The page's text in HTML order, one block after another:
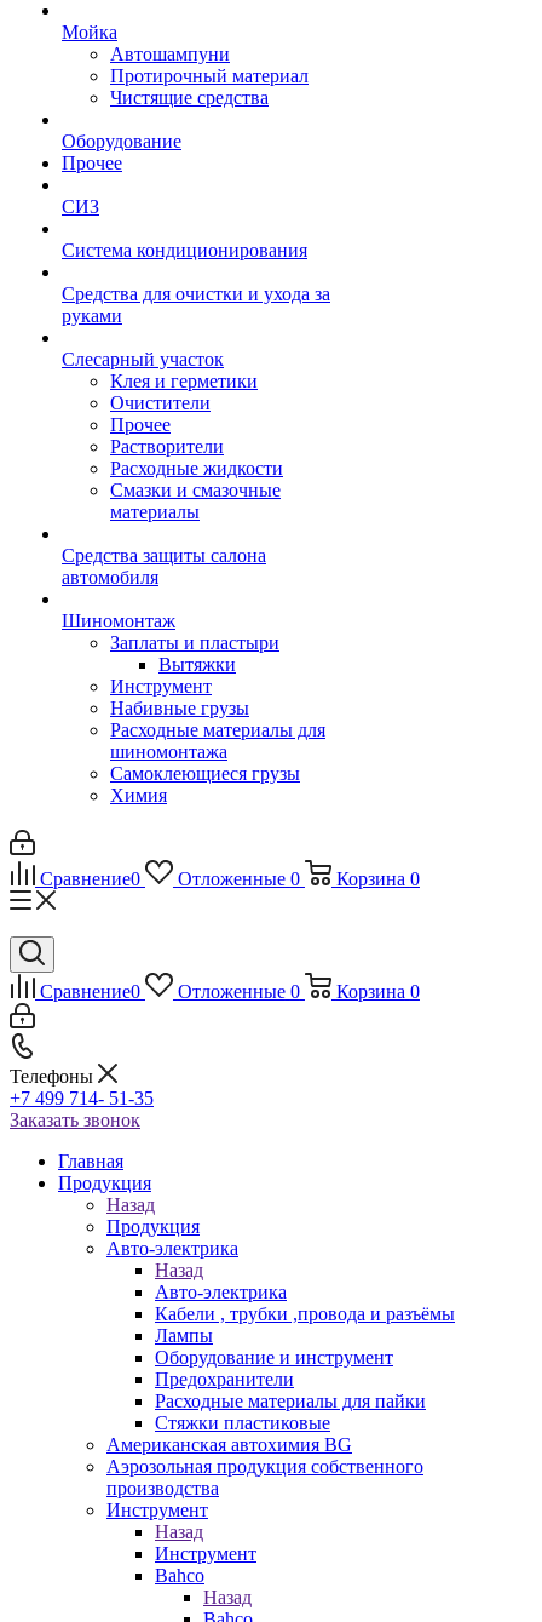
Мойка
Автошампуни
Протирочный материал
Чистящие средства
Оборудование
Прочее
СИЗ
Система кондиционирования
Средства для очистки и ухода за
руками
Слесарный участок
Клея и герметики
Очистители
Прочее
Растворители
Расходные жидкости
Смазки и смазочные
материалы
Средства защиты салона
автомобиля
Шиномонтаж
Заплаты и пластыри
Вытяжки
Инструмент
Набивные грузы
Расходные материалы для
шиномонтажа
Самоклеющиеся грузы
Химия
Сравнение0 Отложенные 0 Корзина 0
Сравнение0 Отложенные 0 Корзина 0
Телефоны
+7 499 714- 51-35
Заказать звонок
Главная
Продукция
Назад
Продукция
Авто-электрика
Назад
Авто-электрика
Кабели , трубки ,провода и разъёмы
Лампы
Оборудование и инструмент
Предохранители
Расходные материалы для пайки
Стяжки пластиковые
Американская автохимия BG
Аэрозольная продукция собственного
производства
Инструмент
Назад
Инструмент
Bahco
Назад